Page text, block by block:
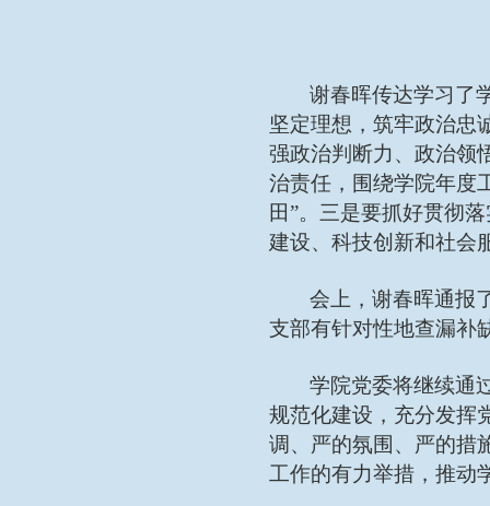
谢春晖传达学习了
坚定理想，筑牢政治忠
强政治判断力、政治领
治责任，围绕学院年度
田”。三是要抓好贯彻
建设、科技创新和社会
会上，谢春晖通报
支部有针对性地查漏补
学院党委将继续通
规范化建设，充分发挥
调、严的氛围、严的措
工作的有力举措，推动